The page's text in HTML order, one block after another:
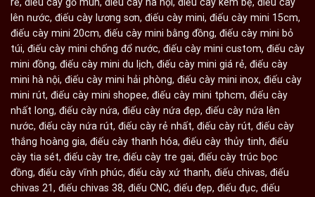
lên nước, điếu cày lương sơn, điếu cày mini, điếu cày mini 15cm,
điếu cày mini 20cm, điếu cày mini bằng đồng, điếu cày mini bỏ
túi, điếu cày mini chống đổ nước, điếu cày mini custom, điếu cày
mini đồng, điếu cày mini du lịch, điếu cày mini giá rẻ, điếu cày
mini hà nội, điếu cày mini hải phòng, điếu cày mini inox, điếu cày
mini rút, điếu cày mini shopee, điếu cày mini tphcm, điếu cày
nhất long, điếu cày nứa, điếu cày nứa đẹp, điếu cày nứa lên
nước, điếu cày nứa rút, điếu cày rẻ nhất, điếu cày rút, điếu cày
thắng hoàng gia, điếu cày thanh hóa, điếu cày thủy tinh, điếu
cày tia sét, điếu cày tre, điếu cày tre gai, điếu cày trúc bọc
đồng, điếu cày vĩnh phúc, điếu cày xứ thanh, điếu chivas, điếu
chivas 21, điếu chivas 38, điếu CNC, điếu đẹp, điếu đục, điếu